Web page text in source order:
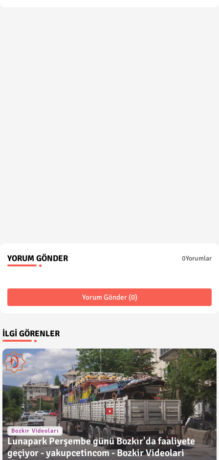
YORUM GÖNDER 0Yorumlar
Yorum Gönder (0)
İLGI GÖRENLER
Bozkır Videoları
Lunapark Perşembe günü Bozkır'da faaliyete
geçiyor - yakupcetincom - Bozkir Videolari